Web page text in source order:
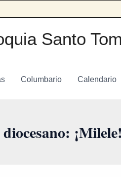
Santo
Columbario Calendario